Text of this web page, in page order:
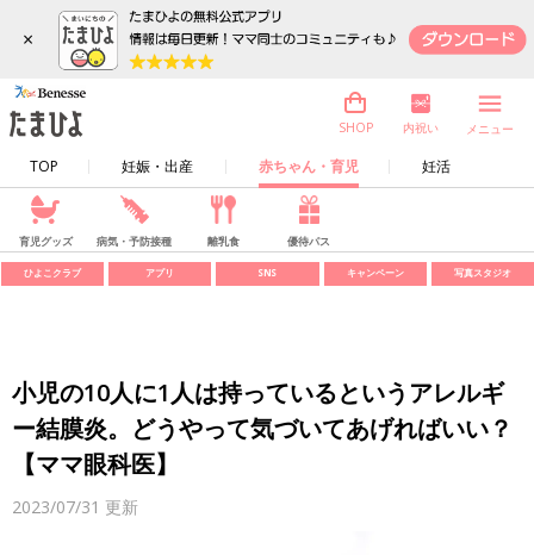
×
TOP 妊娠・出産 赤ちゃん・育児 妊活
SHOP 内祝い メニュー
育児グッズ 病気・予防接種 離乳食 優待パス
ひよこクラブ アプリ SNS キャンペーン 写真スタジオ
小児の10人に1人は持っているというアレルギ
ー結膜炎。どうやって気づいてあげればいい？
【ママ眼科医】
2023/07/31 更新